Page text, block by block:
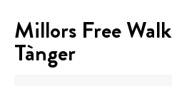
Millors Free
Tànger